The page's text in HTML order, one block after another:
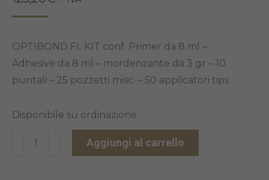
OPTIBOND FL KIT conf. Primer da 8 ml –
Adhesive da 8 ml – mordenzante da 3 gr – 10
puntali – 25 pozzetti misc. – 50 applicatori tips
Disponibile su ordinazione
OPTIBOND
Aggiungi al carrello